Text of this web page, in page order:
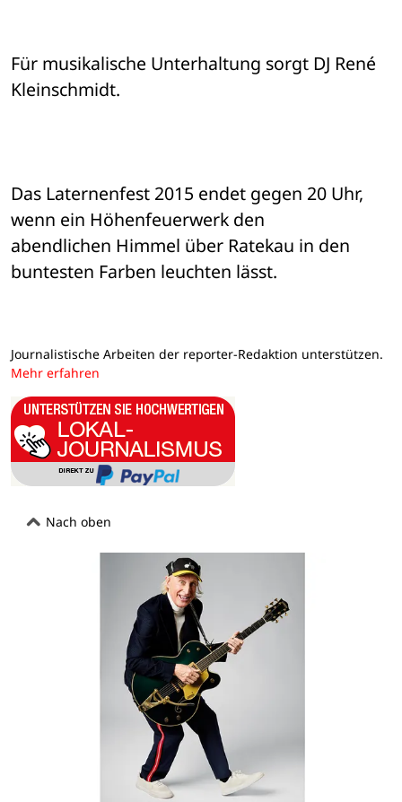
Für musikalische Unterhaltung sorgt DJ René
Kleinschmidt.
Das Laternenfest 2015 endet gegen 20 Uhr,
wenn ein Höhenfeuerwerk den
abendlichen Himmel über Ratekau in den
buntesten Farben leuchten lässt.
Journalistische Arbeiten der reporter-Redaktion unterstützen.
Mehr erfahren
Nach oben